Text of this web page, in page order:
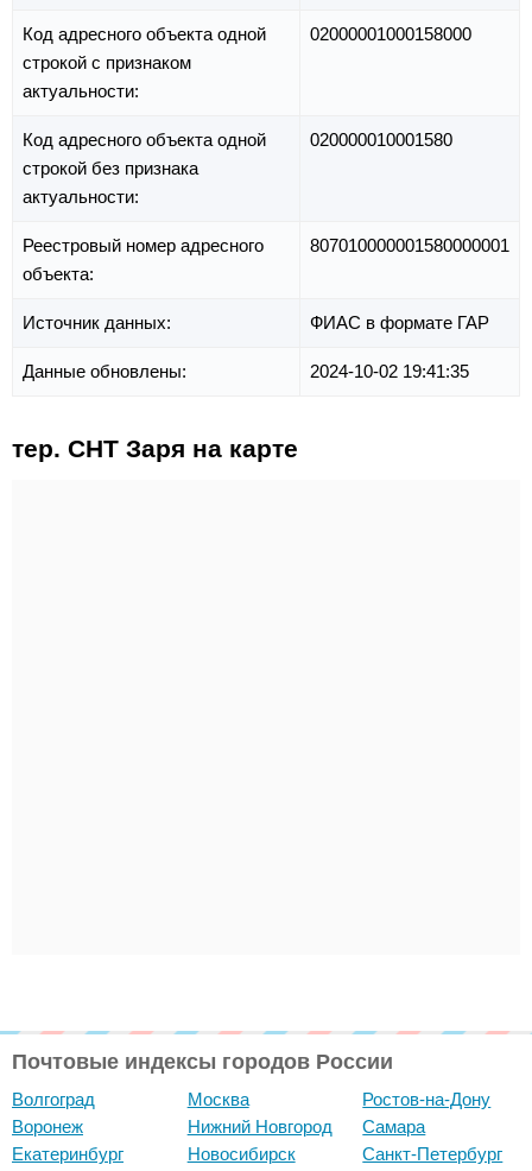
Код адресного объекта одной
строкой с признаком
актуальности:
02000001000158000
Код адресного объекта одной
строкой без признака
актуальности:
020000010001580
Реестровый номер адресного
объекта:
807010000001580000001
Источник данных: ФИАС в формате ГАР
Данные обновлены: 2024-10-02 19:41:35
тер. СНТ Заря на карте
Почтовые индексы городов России
Волгоград
Воронеж
Екатеринбург
Москва
Нижний Новгород
Новосибирск
Ростов-на-Дону
Самара
Санкт-Петербург